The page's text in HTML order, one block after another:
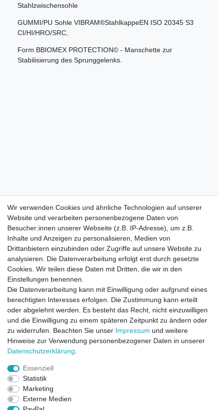
Stahlzwischensohle
GUMMI/PU Sohle VIBRAM®StahlkappeEN ISO 20345 S3
CI/HI/HRO/SRC,
Form BBIOMEX PROTECTION© - Manschette zur
Stabilisierung des Sprunggelenks.
Direktkontakt per Telefon unter 04331 / 4928-910
Wir verwenden Cookies und ähnliche Technologien auf unserer
Website und verarbeiten personenbezogene Daten von
Besucher:innen unserer Webseite (z.B. IP-Adresse), um z.B.
Inhalte und Anzeigen zu personalisieren, Medien von
Drittanbietern einzubinden oder Zugriffe auf unsere Website zu
analysieren. Die Datenverarbeitung erfolgt erst durch gesetzte
Cookies. Wir teilen diese Daten mit Dritten, die wir in den
Einstellungen benennen.
Die Datenverarbeitung kann mit Einwilligung oder aufgrund eines
berechtigten Interesses erfolgen. Die Zustimmung kann erteilt
oder abgelehnt werden. Es besteht das Recht, nicht einzuwilligen
und die Einwilligung zu einem späteren Zeitpunkt zu ändern oder
zu widerrufen. Beachten Sie unser Impressum und weitere
Hinweise zur Verwendung personenbezogener Daten in unserer
Daten­schutz­erklärung
Essenziell
Statistik
Marketing
Externe Medien